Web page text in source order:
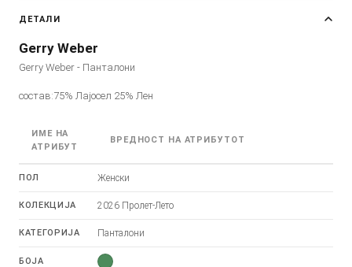
ДЕТАЛИ
Gerry Weber
Gerry Weber - Панталони
состав:75% Лајосел 25% Лен
ИМЕ НА
АТРИБУТ
ВРЕДНОСТ НА АТРИБУТОТ
ПОЛ Женски
КОЛЕКЦИЈА 2026 Пролет-Лето
КАТЕГОРИЈА Панталони
БОЈА